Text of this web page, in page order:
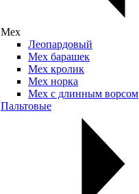
Мех
Леопардовый
Мех барашек
Мех кролик
Мех норка
Мех с длинным ворсом
Пальтовые